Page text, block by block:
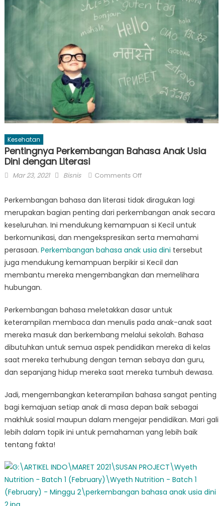
Kesehatan
Pentingnya Perkembangan Bahasa Anak Usia
Dini dengan Literasi
Posted
Mar 23, 2021 Author
Bisnis Comments Offon
Perkembangan
Bahasa
Anak
Dini
dengan
Literasi
Perkembangan bahasa dan literasi tidak diragukan lagi
merupakan bagian penting dari perkembangan anak secara
keseluruhan. Ini mendukung kemampuan si Kecil untuk
berkomunikasi, dan mengekspresikan serta memahami
perasaan. Perkembangan bahasa anak usia dini tersebut
juga mendukung kemampuan berpikir si Kecil dan
membantu mereka mengembangkan dan memelihara
hubungan.
Perkembangan bahasa meletakkan dasar untuk
keterampilan membaca dan menulis pada anak-anak saat
mereka masuk dan berkembang melalui sekolah. Bahasa
dibutuhkan untuk semua aspek pendidikan mereka di kelas
saat mereka terhubung dengan teman sebaya dan guru,
dan sepanjang hidup mereka saat mereka tumbuh dewasa.
Jadi, mengembangkan keterampilan bahasa sangat penting
bagi kemajuan setiap anak di masa depan baik sebagai
makhluk sosial maupun dalam mengejar pendidikan. Mari gali
lebih dalam topik ini untuk pemahaman yang lebih baik
tentang fakta!